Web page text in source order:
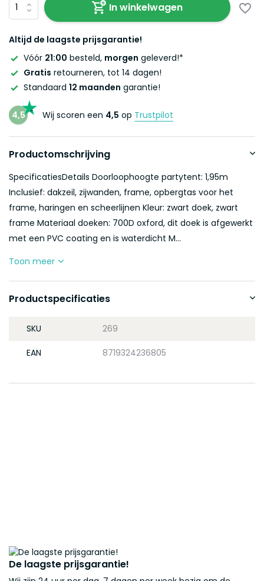
In winkelwagen
Altijd de laagste prijsgarantie!
Vóór 21:00 besteld, morgen geleverd!*
Gratis retourneren, tot 14 dagen!
Standaard 12 maanden garantie!
4,5 Wij scoren een 4,5 op Trustpilot
Productomschrijving
SpecificatiesDetails Doorloophoogte partytent: 1,95m
Inclusief: dakzeil, zijwanden, frame, opbergtas voor het
frame, haringen en scheerlijnen Kleur: zwart doek, zwart
frame Materiaal doeken: 700D oxford, dit doek is afgewerkt
met een PVC coating en is waterdicht M...
Toon meer
Productspecificaties
SKU 269
EAN 8719324236805
De laagste prijsgarantie!